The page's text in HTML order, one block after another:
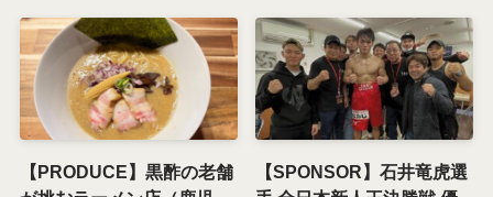
【PRODUCE】黒酢の老舗
【SPONSOR】石井竜虎選